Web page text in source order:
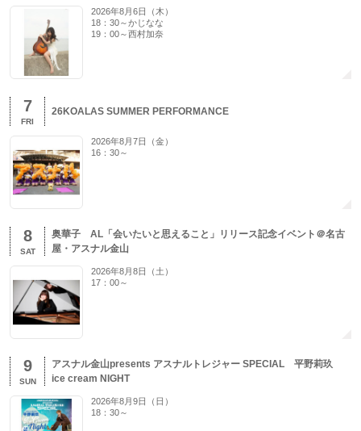
2026年8月6日（木）
18：30～かじなな
19：00～西村加奈
7
FRI
26KOALAS SUMMER PERFORMANCE
2026年8月7日（金）
16：30～
8
SAT
奥華子 AL「会いたいと思えること」リリース記念イベント＠名古
屋・アスナル金山
2026年8月8日（土）
17：00～
9
SUN
アスナル金山presents アスナルトレジャー SPECIAL 平野莉玖
ice cream NIGHT
2026年8月9日（日）
18：30～